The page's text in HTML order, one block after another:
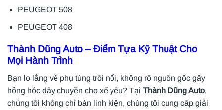
PEUGEOT 508
PEUGEOT 408
Thành Dũng Auto – Điểm Tựa Kỹ Thuật Cho
Mọi Hành Trình
Bạn lo lắng về phụ tùng trôi nổi, không rõ nguồn gốc gây
hỏng hóc dây chuyền cho xế yêu? Tại Thành Dũng Auto,
chúng tôi không chỉ bán linh kiện, chúng tôi cung cấp giải